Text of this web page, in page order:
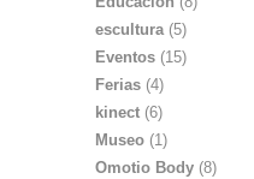
escultura(5)
Eventos (15)
Ferias (4)
kinect (6)
Museo (1)
Omotio Body (8)